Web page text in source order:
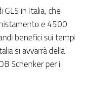
GLS in Italia, che
e 4500
benefici sui tempi
si avvarrà della
Schenker per i